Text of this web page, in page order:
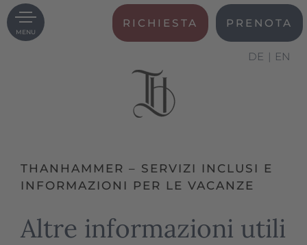
MENU
RICHIESTA PRENOTA
DE EN
THANHAMMER – SERVIZI INCLUSI E
INFORMAZIONI PER LE VACANZE
Altre informazioni utili